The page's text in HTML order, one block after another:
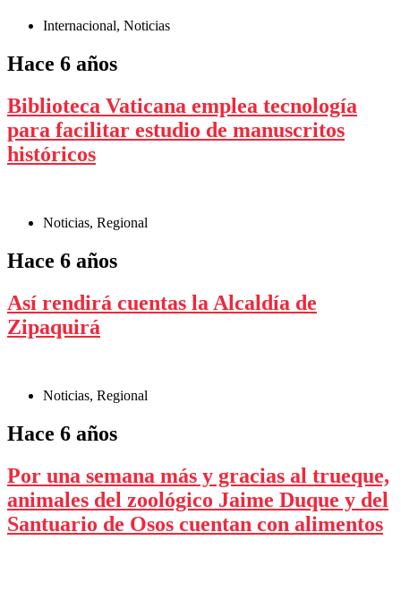
Internacional, Noticias
Hace 6 años
Biblioteca Vaticana emplea tecnología
para facilitar estudio de manuscritos
históricos
Noticias, Regional
Hace 6 años
Así rendirá cuentas la Alcaldía de
Zipaquirá
Noticias, Regional
Hace 6 años
Por una semana más y gracias al trueque,
animales del zoológico Jaime Duque y del
Santuario de Osos cuentan con alimentos